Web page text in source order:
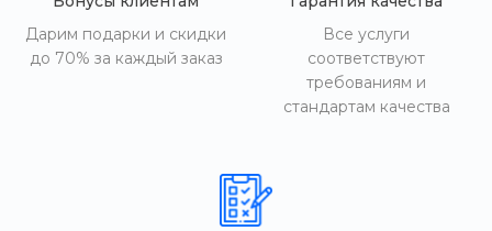
Дарим подарки и скидки
до 70% за каждый заказ
Все услуги
соответствуют
требованиям и
стандартам качества